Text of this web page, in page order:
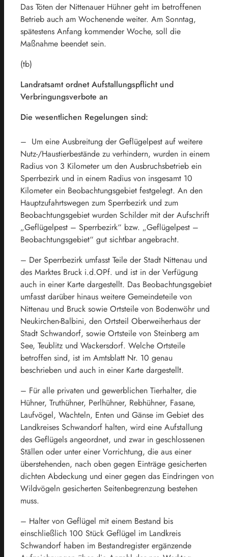
Das Töten der Nittenauer Hühner geht im betroffenen
Betrieb auch am Wochenende weiter. Am Sonntag,
spätestens Anfang kommender Woche, soll die
Maßnahme beendet sein.
(tb)
Landratsamt ordnet Aufstallungspflicht und
Verbringungsverbote an
Die wesentlichen Regelungen sind:
– Um eine Ausbreitung der Geflügelpest auf weitere
Nutz-/Haustierbestände zu verhindern, wurden in einem
Radius von 3 Kilometer um den Ausbruchsbetrieb ein
Sperrbezirk und in einem Radius von insgesamt 10
Kilometer ein Beobachtungsgebiet festgelegt. An den
Hauptzufahrtswegen zum Sperrbezirk und zum
Beobachtungsgebiet wurden Schilder mit der Aufschrift
„Geflügelpest – Sperrbezirk“ bzw. „Geflügelpest –
Beobachtungsgebiet“ gut sichtbar angebracht.
– Der Sperrbezirk umfasst Teile der Stadt Nittenau und
des Marktes Bruck i.d.OPf. und ist in der Verfügung
auch in einer Karte dargestellt. Das Beobachtungsgebiet
umfasst darüber hinaus weitere Gemeindeteile von
Nittenau und Bruck sowie Ortsteile von Bodenwöhr und
Neukirchen-Balbini, den Ortsteil Oberweiherhaus der
Stadt Schwandorf, sowie Ortsteile von Steinberg am
See, Teublitz und Wackersdorf. Welche Ortsteile
betroffen sind, ist im Amtsblatt Nr. 10 genau
beschrieben und auch in einer Karte dargestellt.
– Für alle privaten und gewerblichen Tierhalter, die
Hühner, Truthühner, Perlhühner, Rebhühner, Fasane,
Laufvögel, Wachteln, Enten und Gänse im Gebiet des
Landkreises Schwandorf halten, wird eine Aufstallung
des Geflügels angeordnet, und zwar in geschlossenen
Ställen oder unter einer Vorrichtung, die aus einer
überstehenden, nach oben gegen Einträge gesicherten
dichten Abdeckung und einer gegen das Eindringen von
Wildvögeln gesicherten Seitenbegrenzung bestehen
muss.
– Halter von Geflügel mit einem Bestand bis
einschließlich 100 Stück Geflügel im Landkreis
Schwandorf haben im Bestandregister ergänzende